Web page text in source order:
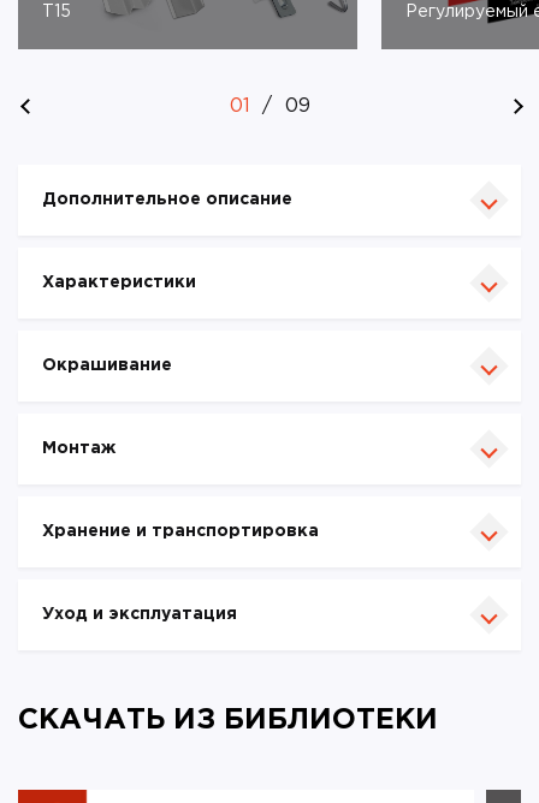
T15
Регулируемый
01 / 09
Дополнительное описание
Характеристики
Окрашивание
Монтаж
Хранение и транспортировка
Уход и эксплуатация
СКАЧАТЬ ИЗ БИБЛИОТЕКИ